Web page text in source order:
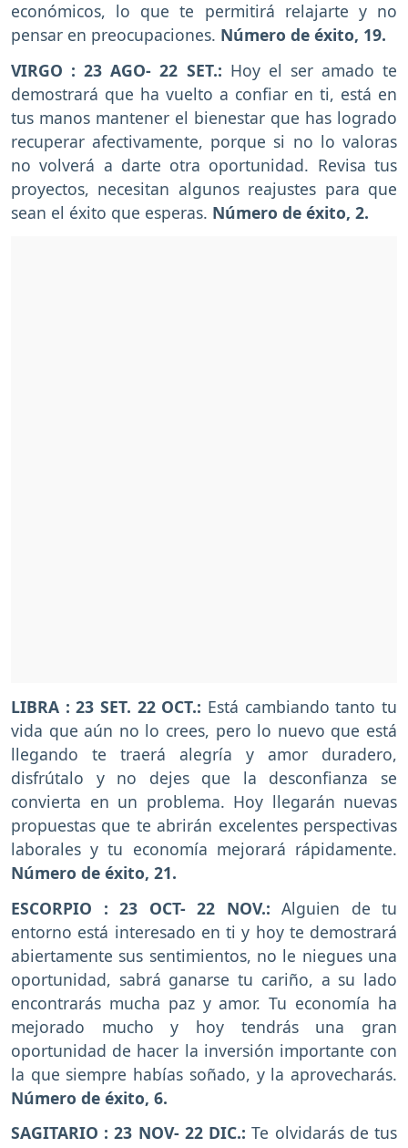
económicos, lo que te permitirá relajarte y no
pensar en preocupaciones. Número de éxito, 19.
VIRGO : 23 AGO- 22 SET.: Hoy el ser amado te
demostrará que ha vuelto a confiar en ti, está en
tus manos mantener el bienestar que has logrado
recuperar afectivamente, porque si no lo valoras
no volverá a darte otra oportunidad. Revisa tus
proyectos, necesitan algunos reajustes para que
sean el éxito que esperas. Número de éxito, 2.
LIBRA : 23 SET. 22 OCT.: Está cambiando tanto tu
vida que aún no lo crees, pero lo nuevo que está
llegando te traerá alegría y amor duradero,
disfrútalo y no dejes que la desconfianza se
convierta en un problema. Hoy llegarán nuevas
propuestas que te abrirán excelentes perspectivas
laborales y tu economía mejorará rápidamente.
Número de éxito, 21.
ESCORPIO : 23 OCT- 22 NOV.: Alguien de tu
entorno está interesado en ti y hoy te demostrará
abiertamente sus sentimientos, no le niegues una
oportunidad, sabrá ganarse tu cariño, a su lado
encontrarás mucha paz y amor. Tu economía ha
mejorado mucho y hoy tendrás una gran
oportunidad de hacer la inversión importante con
la que siempre habías soñado, y la aprovecharás.
Número de éxito, 6.
SAGITARIO : 23 NOV- 22 DIC.:Te olvidarás de tus